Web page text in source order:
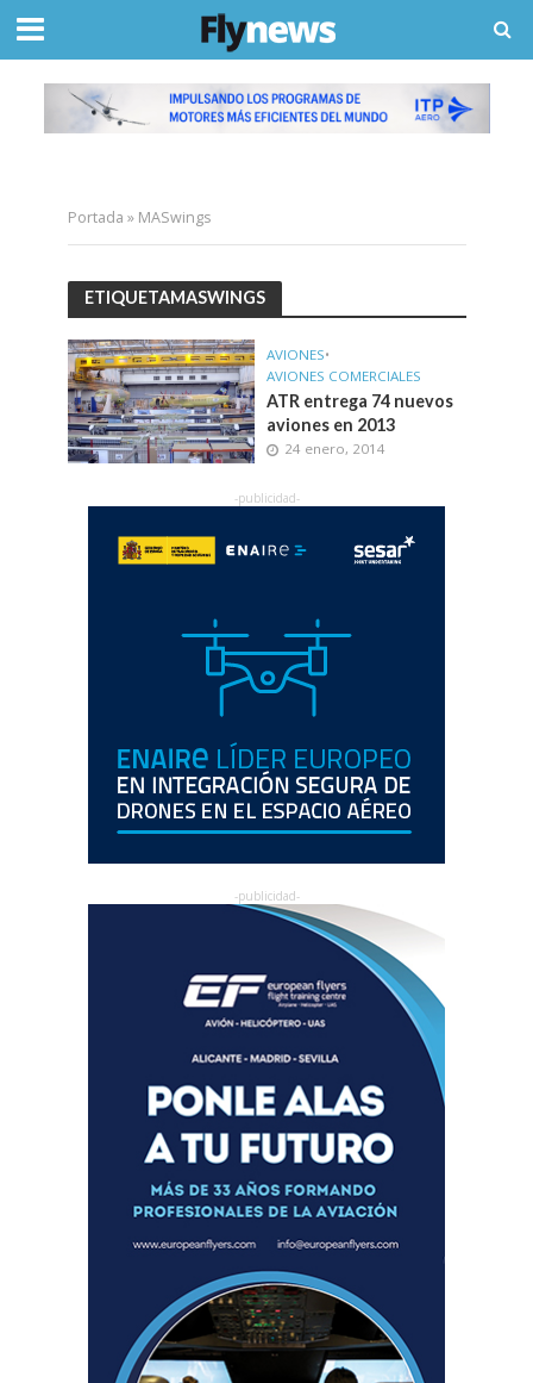
Portada » MASwings
ETIQUETAMASWINGS
AVIONES•
AVIONES COMERCIALES
ATR entrega 74 nuevos
aviones en 2013
24 enero, 2014